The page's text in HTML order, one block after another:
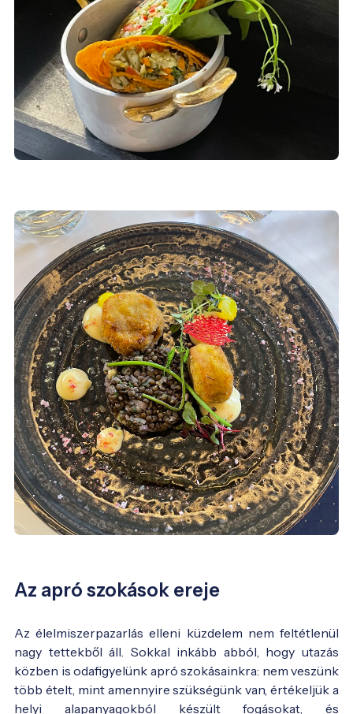
Az apró szokások ereje
Az élelmiszerpazarlás elleni küzdelem nem feltétlenül
nagy tettekből áll. Sokkal inkább abból, hogy utazás
közben is odafigyelünk apró szokásainkra: nem veszünk
több ételt, mint amennyire szükségünk van, értékeljük a
helyi alapanyagokból készült fogásokat, és